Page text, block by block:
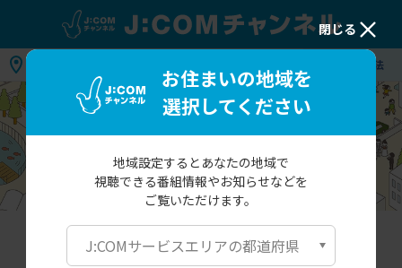
視聴方法
中国・九州
閉じる
お住まいの地域を
選択してください
地域設定するとあなたの地域で
視聴できる番組情報やお知らせなどを
ご覧いただけます。
J:COMサービスエリアの都道府県